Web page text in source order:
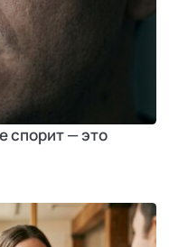
спорит — это